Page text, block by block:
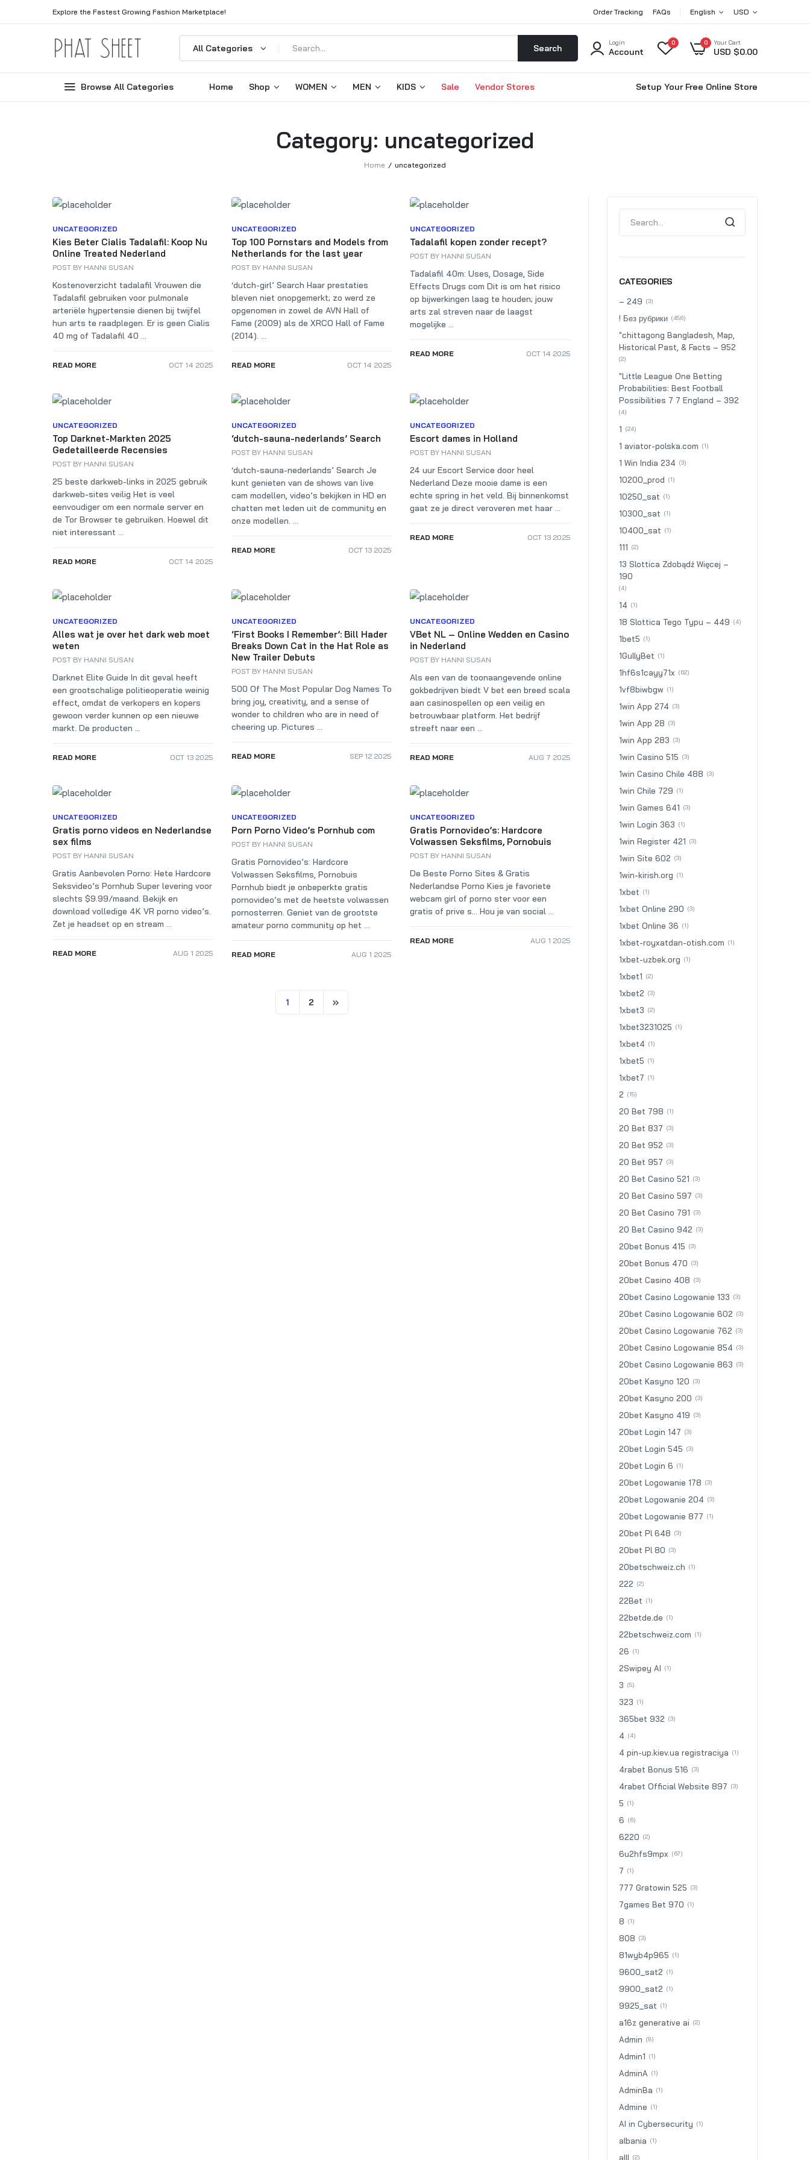
Explore the Fastest Growing Fashion Marketplace! Order Tracking FAQs English USD
All Categories Search
Login
Account
0 0 Your Cart
USD $0.00
Browse All Categories Home Shop WOMEN MEN KIDS Sale Vendor Stores Setup Your Free Online Store
Home uncategorized
Category: uncategorized
UNCATEGORIZED
Kies Beter Cialis Tadalafil: Koop Nu
Online Treated Nederland
POST BY HANNI SUSAN
Kostenoverzicht tadalafil Vrouwen die
Tadalafil gebruiken voor pulmonale
arteriële hypertensie dienen bij twijfel
hun arts te raadplegen. Er is geen Cialis
40 mg of Tadalafil 40 ...
READ MORE OCT 14 2025
UNCATEGORIZED
Top 100 Pornstars and Models from
Netherlands for the last year
POST BY HANNI SUSAN
‘dutch-girl’ Search Haar prestaties
bleven niet onopgemerkt; zo werd ze
opgenomen in zowel de AVN Hall of
Fame (2009) als de XRCO Hall of Fame
(2014). ...
READ MORE OCT 14 2025
UNCATEGORIZED
Tadalafil kopen zonder recept?
POST BY HANNI SUSAN
Tadalafil 40m: Uses, Dosage, Side
Effects Drugs com Dit is om het risico
op bijwerkingen laag te houden; jouw
arts zal streven naar de laagst
mogelijke ...
READ MORE OCT 14 2025
UNCATEGORIZED
Top Darknet-Markten 2025
Gedetailleerde Recensies
POST BY HANNI SUSAN
25 beste darkweb-links in 2025 gebruik
darkweb-sites veilig Het is veel
eenvoudiger om een normale server en
de Tor Browser te gebruiken. Hoewel dit
niet interessant ...
READ MORE OCT 14 2025
UNCATEGORIZED
‘dutch-sauna-nederlands’ Search
POST BY HANNI SUSAN
‘dutch-sauna-nederlands’ Search Je
kunt genieten van de shows van live
cam modellen, video’s bekijken in HD en
chatten met leden uit de community en
onze modellen. ...
READ MORE OCT 13 2025
UNCATEGORIZED
Escort dames in Holland
POST BY HANNI SUSAN
24 uur Escort Service door heel
Nederland Deze mooie dame is een
echte spring in het veld. Bij binnenkomst
gaat ze je direct veroveren met haar ...
READ MORE OCT 13 2025
UNCATEGORIZED
Alles wat je over het dark web moet
weten
POST BY HANNI SUSAN
Darknet Elite Guide In dit geval heeft
een grootschalige politieoperatie weinig
effect, omdat de verkopers en kopers
gewoon verder kunnen op een nieuwe
markt. De producten ...
READ MORE OCT 13 2025
UNCATEGORIZED
‘First Books I Remember’: Bill Hader
Breaks Down Cat in the Hat Role as
New Trailer Debuts
POST BY HANNI SUSAN
500 Of The Most Popular Dog Names To
bring joy, creativity, and a sense of
wonder to children who are in need of
cheering up. Pictures ...
READ MORE SEP 12 2025
UNCATEGORIZED
VBet NL – Online Wedden en Casino
in Nederland
POST BY HANNI SUSAN
Als een van de toonaangevende online
gokbedrijven biedt V bet een breed scala
aan casinospellen op een veilig en
betrouwbaar platform. Het bedrijf
streeft naar een ...
READ MORE AUG 7 2025
UNCATEGORIZED
Gratis porno videos en Nederlandse
sex films
POST BY HANNI SUSAN
Gratis Aanbevolen Porno: Hete Hardcore
Seksvideo’s Pornhub Super levering voor
slechts $9.99/maand. Bekijk en
download volledige 4K VR porno video’s.
Zet je headset op en stream ...
READ MORE AUG 1 2025
UNCATEGORIZED
Porn Porno Video’s Pornhub com
POST BY HANNI SUSAN
Gratis Pornovideo’s: Hardcore
Volwassen Seksfilms, Pornobuis
Pornhub biedt je onbeperkte gratis
pornovideo’s met de heetste volwassen
pornosterren. Geniet van de grootste
amateur porno community op het ...
READ MORE AUG 1 2025
UNCATEGORIZED
Gratis Pornovideo’s: Hardcore
Volwassen Seksfilms, Pornobuis
POST BY HANNI SUSAN
De Beste Porno Sites & Gratis
Nederlandse Porno Kies je favoriete
webcam girl of porno ster voor een
gratis of prive s… Hou je van social ...
READ MORE AUG 1 2025
1 2
CATEGORIES
– 249 (3)
! Без рубрики (456)
"chittagong Bangladesh, Map,
Historical Past, & Facts – 952
(2)
"Little League One Betting
Probabilities: Best Football
Possibilities 7 7 England – 392
(4)
1 (24)
1 aviator-polska.com (1)
1 Win India 234 (3)
10200_prod (1)
10250_sat (1)
10300_sat (1)
10400_sat (1)
111 (2)
13 Slottica Zdobądź Więcej –
190
(4)
14 (1)
18 Slottica Tego Typu – 449 (4)
1bet5 (1)
1GullyBet (1)
1hf6s1cayy71x (62)
1vf8biwbgw (1)
1win App 274 (3)
1win App 28 (3)
1win App 283 (3)
1win Casino 515 (3)
1win Casino Chile 488 (3)
1win Chile 729 (1)
1win Games 641 (3)
1win Login 363 (1)
1win Register 421 (3)
1win Site 602 (3)
1win-kirish.org (1)
1xbet (1)
1xbet Online 290 (3)
1xbet Online 36 (1)
1xbet-royxatdan-otish.com (1)
1xbet-uzbek.org (1)
1xbet1 (2)
1xbet2 (3)
1xbet3 (2)
1xbet3231025 (1)
1xbet4 (1)
1xbet5 (1)
1xbet7 (1)
2 (15)
20 Bet 798 (1)
20 Bet 837 (3)
20 Bet 952 (3)
20 Bet 957 (3)
20 Bet Casino 521 (3)
20 Bet Casino 597 (3)
20 Bet Casino 791 (3)
20 Bet Casino 942 (3)
20bet Bonus 415 (3)
20bet Bonus 470 (3)
20bet Casino 408 (3)
20bet Casino Logowanie 133 (3)
20bet Casino Logowanie 602 (3)
20bet Casino Logowanie 762 (3)
20bet Casino Logowanie 854 (3)
20bet Casino Logowanie 863 (3)
20bet Kasyno 120 (3)
20bet Kasyno 200 (3)
20bet Kasyno 419 (3)
20bet Login 147 (3)
20bet Login 545 (3)
20bet Login 6 (1)
20bet Logowanie 178 (3)
20bet Logowanie 204 (3)
20bet Logowanie 877 (1)
20bet Pl 648 (3)
20bet Pl 80 (3)
20betschweiz.ch (1)
222 (2)
22Bet (1)
22betde.de (1)
22betschweiz.com (1)
26 (1)
2Swipey AI (1)
3 (5)
323 (1)
365bet 932 (3)
4 (4)
4 pin-up.kiev.ua registraciya (1)
4rabet Bonus 516 (3)
4rabet Official Website 897 (3)
5 (1)
6 (6)
6220 (2)
6u2hfs9mpx (67)
7 (1)
777 Gratowin 525 (3)
7games Bet 970 (1)
8 (1)
808 (3)
81wyb4p965 (1)
9600_sat2 (1)
9900_sat2 (1)
9925_sat (1)
a16z generative ai (2)
Admin (8)
Admin1 (1)
AdminA (1)
AdminBa (1)
Admine (1)
AI in Cybersecurity (1)
albania (1)
alll (2)